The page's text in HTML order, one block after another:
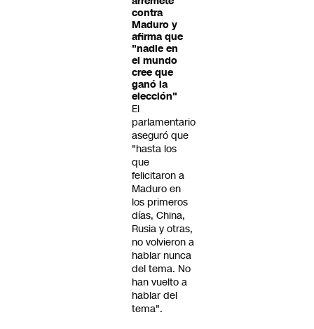
contra
Maduro y
afirma que
"nadie en
el mundo
cree que
ganó la
elección"
El
parlamentario
aseguró que
"hasta los
que
felicitaron a
Maduro en
los primeros
días, China,
Rusia y otras,
no volvieron a
hablar nunca
del tema. No
han vuelto a
hablar del
tema".